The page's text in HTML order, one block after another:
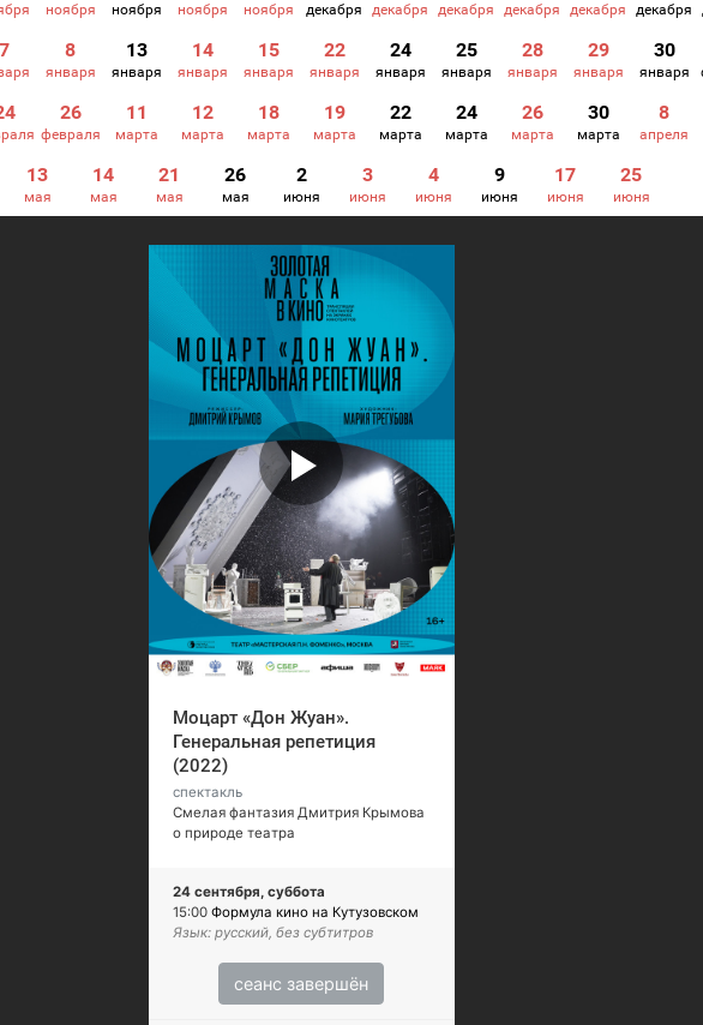
ноября ноября ноября ноября декабря декабря декабря декабря декабря декабря
7 8
января
13
января
14
января
15
января
22
января
24
января
25
января
28
января
29
января
30
января
26
февраля
11
марта
12
марта
18
марта
19
марта
22
марта
24
марта
26
марта
30
марта
8
апреля
13
мая
14
мая
21
мая
26
мая
2
июня
3
июня
4
июня
9
июня
17
июня
25
июня
Моцарт «Дон Жуан».
Генеральная репетиция
(2022)
спектакль
Смелая фантазия Дмитрия Крымова
о природе театра
24 сентября, суббота
15:00 Формула кино на Кутузовском
Язык: русский, без субтитров
сеанс завершён